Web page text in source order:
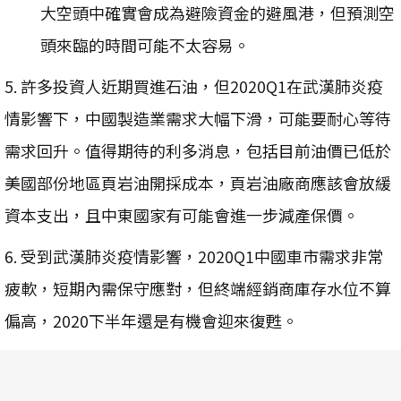
大空頭中確實會成為避險資金的避風港，但預測空
頭來臨的時間可能不太容易。
5. 許多投資人近期買進石油，但2020Q1在武漢肺炎疫
情影響下，中國製造業需求大幅下滑，可能要耐心等待
需求回升。值得期待的利多消息，包括目前油價已低於
美國部份地區頁岩油開採成本，頁岩油廠商應該會放緩
資本支出，且中東國家有可能會進一步減產保價。
6. 受到武漢肺炎疫情影響，2020Q1中國車市需求非常
疲軟，短期內需保守應對，但終端經銷商庫存水位不算
偏高，2020下半年還是有機會迎來復甦。